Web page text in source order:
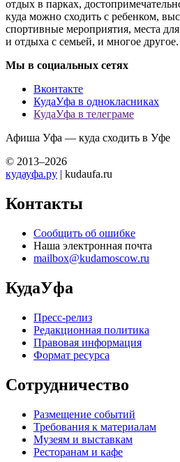
отдых в парках,
куда можно сходить с ребенком,
спортивные мероприятия, места
и отдыха с семьей, и многое другое.
Мы в социальных сетях
Вконтакте
КудаУфа в однокласниках
КудаУфа в телеграме
Афиша Уфа — куда сходить в Уфе
© 2013–2026
кудауфа.ру | kudaufa.ru
Контакты
Сообщить об ошибке
Наша электронная почта
mailbox@kudamoscow.ru
КудаУфа
Пресс-релиз
Редакционная политика
Правовая информация
Формат ресурса
Сотрудничество
Размещение событий
Требования к материалам
Музеям и выставкам
Ресторанам и кафе